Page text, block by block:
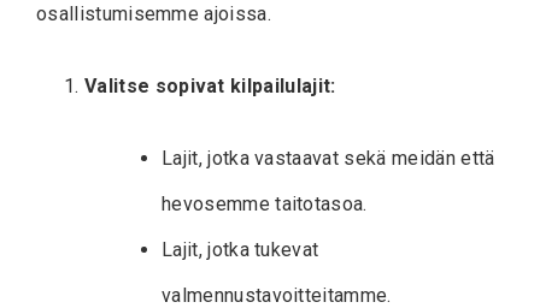
osallistumisemme ajoissa.
Valitse sopivat kilpailulajit:
Lajit, jotka vastaavat sekä meidän että
hevosemme taitotasoa.
Lajit, jotka tukevat
valmennustavoitteitamme.